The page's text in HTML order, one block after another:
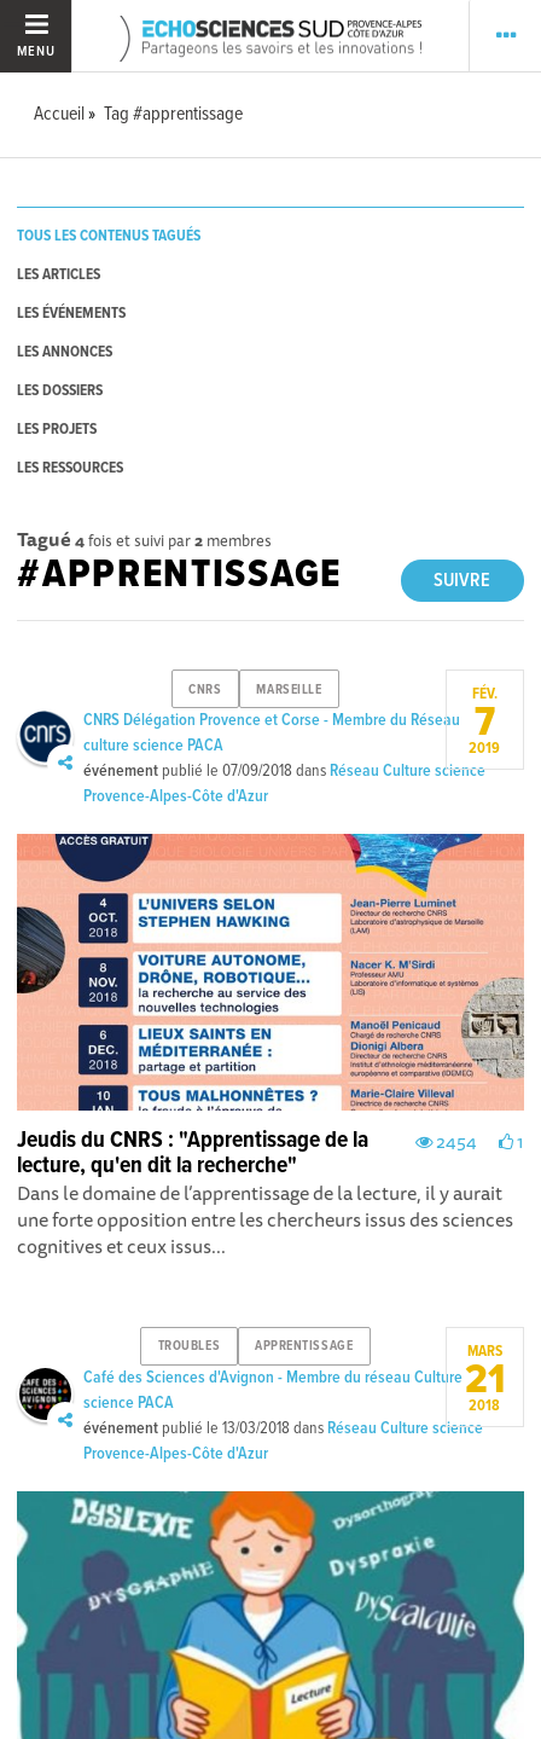
MENU
Accueil Tag #apprentissage
TOUS LES CONTENUS TAGUÉS
LES ARTICLES
LES ÉVÉNEMENTS
LES ANNONCES
LES DOSSIERS
LES PROJETS
LES RESSOURCES
Tagué 4fois et suivi par2 membres
SUIVRE
#APPRENTISSAGE
CNRS MARSEILLE
CNRS Délégation Provence et Corse - Membre du Réseau
culture science PACA
événement publié le07/09/2018 dans Réseau Culture science
Provence-Alpes-Côte d'Azur
FÉV.
7
2019
2454 1
Jeudis du CNRS : "Apprentissage de la
lecture, qu'en dit la recherche"
Dans le domaine de l’apprentissage de la lecture, il y aurait
une forte opposition entre les chercheurs issus des sciences
cognitives et ceux issus...
TROUBLES APPRENTISSAGE
Café des Sciences d'Avignon - Membre du réseau Culture
science PACA
événement publié le13/03/2018 dans Réseau Culture science
Provence-Alpes-Côte d'Azur
MARS
21
2018